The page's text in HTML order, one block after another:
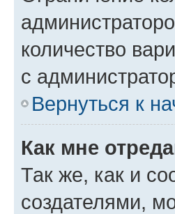
количество
с
Вернуться к
Как мне
Так же, как и
создателями,